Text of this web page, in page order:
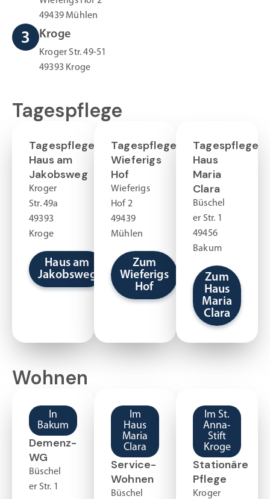
49439 Mühlen
Kroge
Kroger Str. 49-51
49393 Kroge
Tagespflege
Tagespflege
Haus am
Jakobsweg
Kroger
Str. 49a
49393
Kroge
Haus am
Jakobsweg
Tagespflege
Wieferigs
Hof
Wieferigs
Hof 2
49439
Mühlen
Zum
Wieferigs
Hof
Tagespflege
Haus
Maria
Clara
Büschel
er Str. 1
49456
Bakum
Zum
Haus
Maria
Clara
Wohnen
In
Bakum
Demenz-
WG
Büschel
er Str. 1
Im
Haus
Maria
Clara
Service-
Wohnen
Büschel
Im St.
Anna-
Stift
Kroge
Stationäre
Pflege
Kroger